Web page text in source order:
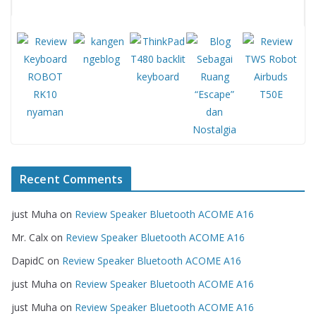
Recent Comments
just Muha on Review Speaker Bluetooth ACOME A16
Mr. Calx on Review Speaker Bluetooth ACOME A16
DapidC on Review Speaker Bluetooth ACOME A16
just Muha on Review Speaker Bluetooth ACOME A16
just Muha on Review Speaker Bluetooth ACOME A16